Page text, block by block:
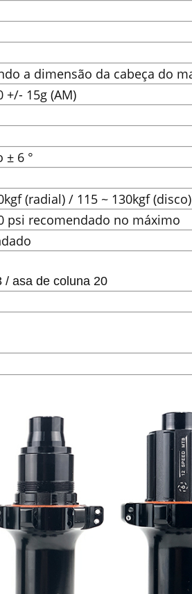
a dimensão da cabeça do
+/- 15g (AM)
± 6 °
(radial) / 115 ~ 130kgf
psi recomendado no máximo
/ asa de coluna 20